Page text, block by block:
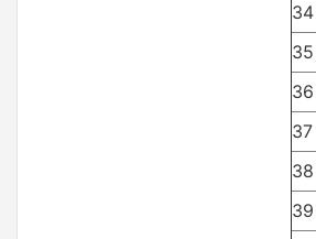
34
35
36
37
38
39